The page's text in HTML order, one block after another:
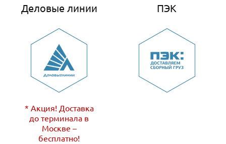
Деловые линии
* Акция! Доставка
до терминала в
Москве –
бесплатно!
ПЭК